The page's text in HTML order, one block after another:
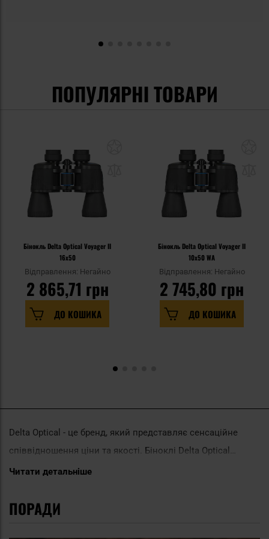
ПОПУЛЯРНІ ТОВАРИ
Бінокль Delta Optical Voyager II
16x50
Відправлення: Негайно
2 865,71 грн
ДО КОШИКА
Бінокль Delta Optical Voyager II
10x50 WA
Відправлення: Негайно
2 745,80 грн
ДО КОШИКА
Читати детальніше
Delta Optical - це бренд, який представляє сенсаційне
співвідношення ціни та якості. Біноклі Delta Optical
визнані на національному та міжнародному рівнях.
функціональності привели до створення продуктів, які
ПОРАДИ